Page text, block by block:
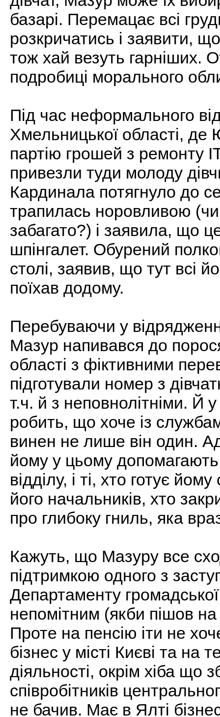
базарі. Перемацає всі
розкричатись і заявити,
тож хай везуть гарніших.
подробиці морального
Під час неформального
Хмельницької області, де
партію грошей з ремонту
привезли туди молоду
Кардинала потягнуло до
трапилась норовливою
забагато?) і заявила, що
шпінгалет. Обурений
столі, заявив, що тут всі
поїхав додому.
Перебуваючи у
Мазур напивався до
області з фіктивними
підготували номер з
т.ч. й з неповнолітніми. Й
робить, що хоче із
винен не лише він один.
йому у цьому
відділу, і ті, хто готує
його начальників, хто
про глибоку гниль, яка
Кажуть, що Мазуру все
підтримкою одного з
Департаменту
непомітним (якби пішов на
Проте на пенсію іти не
бізнес у місті Києві та на
діяльності, окрім хіба що
співробітників
не бачив. Має в Ялті